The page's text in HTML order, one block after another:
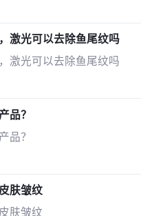
激光可以去除鱼尾纹吗
激光可以去除鱼尾纹吗
品？
品？
肤皱纹
肤皱纹